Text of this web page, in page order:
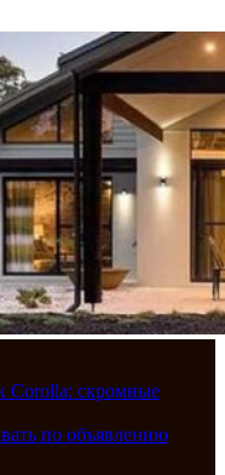
Corolla: скромные
по объявлению